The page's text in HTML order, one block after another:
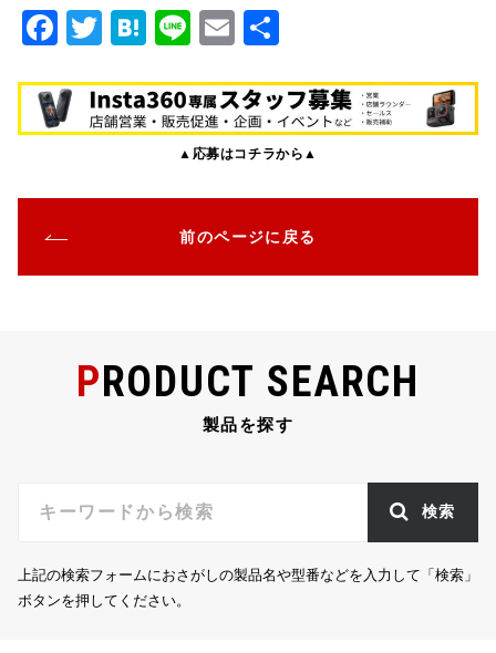
F
c
e
o
o
k
T
it
te
H
e
n
Li
e
E
ai
l
▲応募はコチラから▲
前のページに戻る
PRODUCT SEARCH
製品を探す
検索
上記の検索フォームにおさがしの製品名や型番などを入力して「検索」
ボタンを押してください。